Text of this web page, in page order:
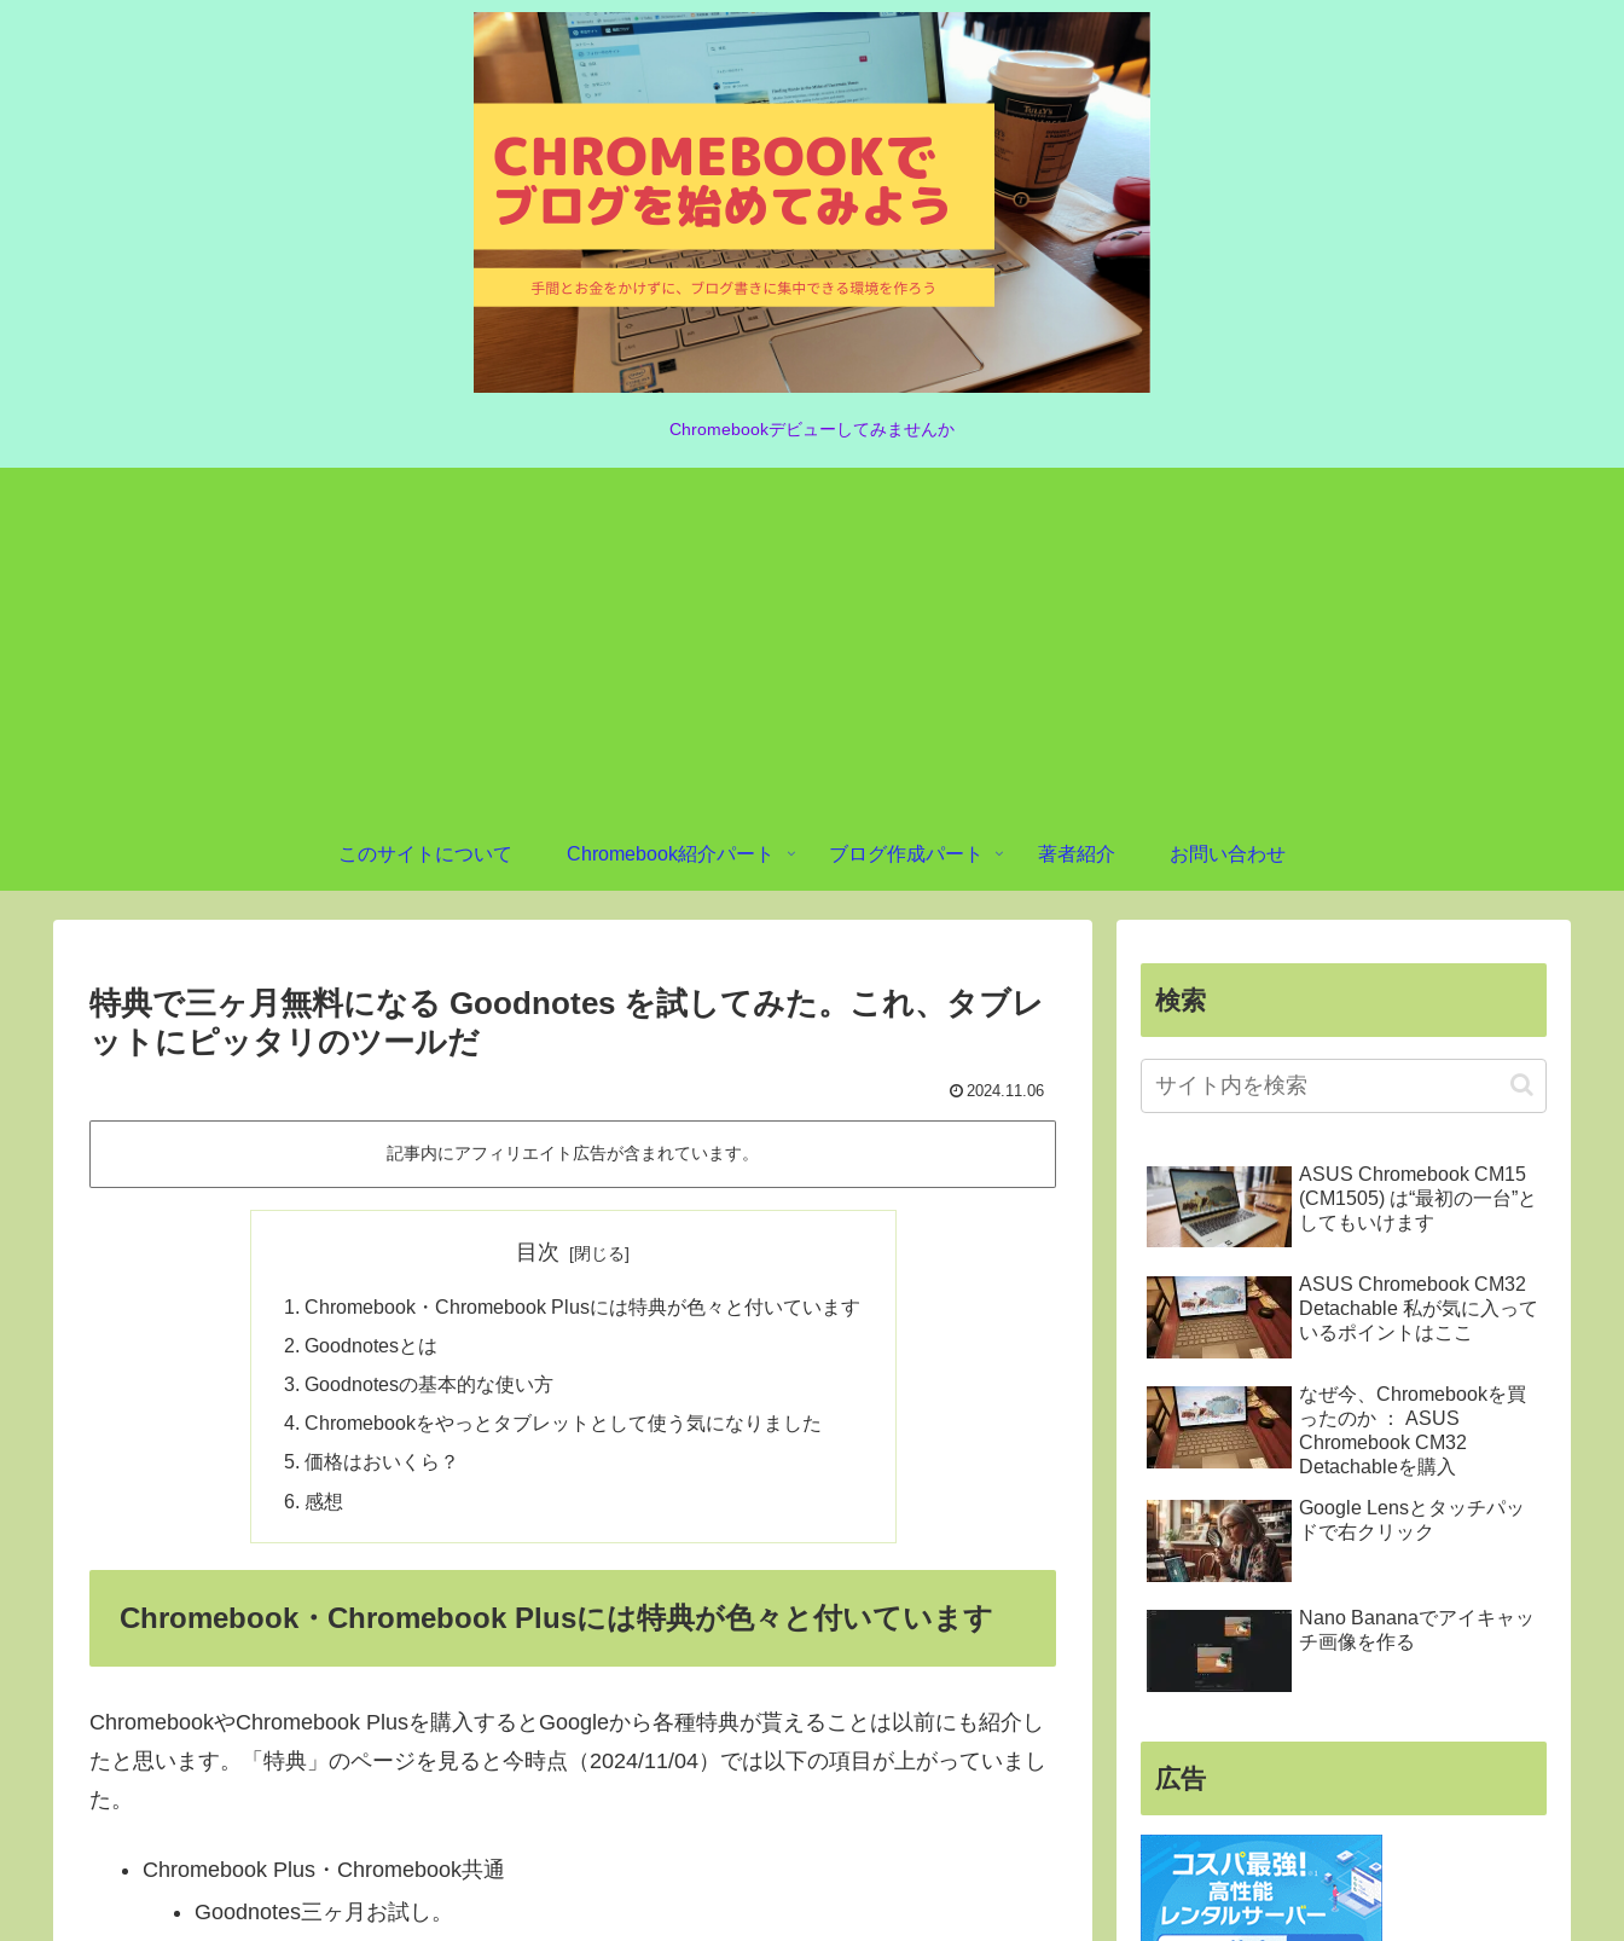
Chromebookデビューしてみませんか
このサイトについて Chromebook紹介パート ブログ作成パート 著者紹介 お問い合わせ
特典で三ヶ月無料になる Goodnotes を試してみた。これ、タブレ
ットにピッタリのツールだ
2024.11.06
記事内にアフィリエイト広告が含まれています。
目次
Chromebook・Chromebook Plusには特典が色々と付いています
Goodnotesとは
Goodnotesの基本的な使い方
Chromebookをやっとタブレットとして使う気になりました
価格はおいくら？
感想
Chromebook・Chromebook Plusには特典が色々と付いています
ChromebookやChromebook Plusを購入するとGoogleから各種特典が貰えることは以前にも紹介し
たと思います。「特典」のページを見ると今時点（2024/11/04）では以下の項目が上がっていまし
た。
Chromebook Plus・Chromebook共通
Goodnotes三ヶ月お試し。
検索
ASUS Chromebook CM15
(CM1505) は“最初の一台”と
してもいけます
ASUS Chromebook CM32
Detachable 私が気に入って
いるポイントはここ
なぜ今、Chromebookを買
ったのか ： ASUS
Chromebook CM32
Detachableを購入
Google Lensとタッチパッ
ドで右クリック
Nano Bananaでアイキャッ
チ画像を作る
広告